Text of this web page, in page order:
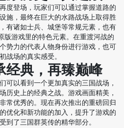
度登场，玩家们可以通过掌握道路的
施，最终在巨大的水路战场上取得胜
有诸如士兵、城堡等常规元素，也有
版游戏里的特色元素。在重渡河战的
势力的代表人物身份进行游戏，也可
战场的真实感受。
典，再臻巅峰
可以看到一个更加真实的三国战场，
历史上的经典之战。游戏画面精美，
常优秀的。现在再次推出的重磅回归
优化和新功能的加入，提升了游戏的
到了三国群英传的精华部分。